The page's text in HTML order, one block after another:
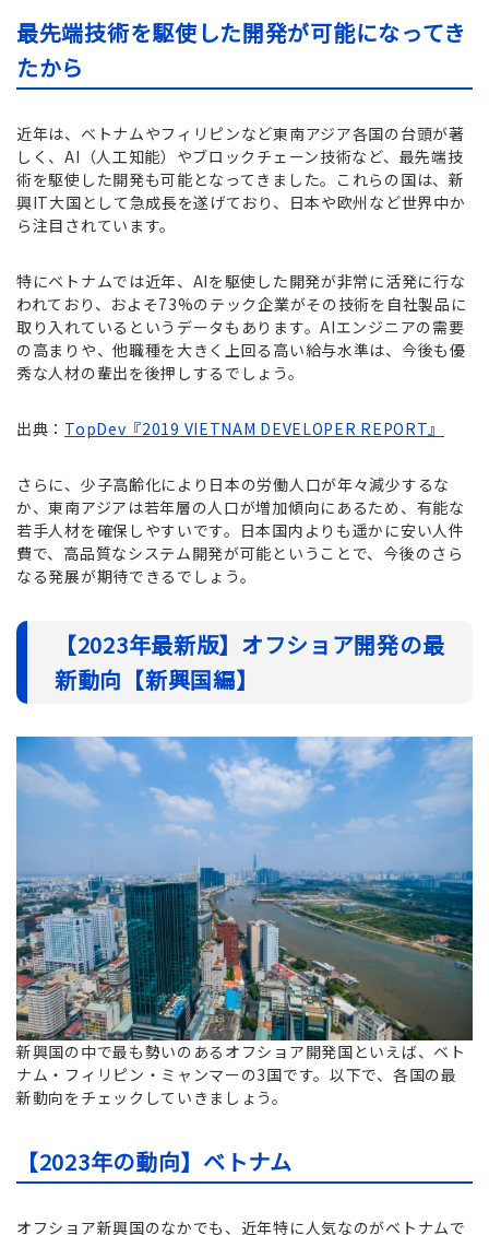
最先端技術を駆使した開発が可能になってき
たから
近年は、ベトナムやフィリピンなど東南アジア各国の台頭が著
しく、AI（人工知能）やブロックチェーン技術など、最先端技
術を駆使した開発も可能となってきました。これらの国は、新
興IT大国として急成長を遂げており、日本や欧州など世界中か
ら注目されています。
特にベトナムでは近年、AIを駆使した開発が非常に活発に行な
われており、およそ73%のテック企業がその技術を自社製品に
取り入れているというデータもあります。AIエンジニアの需要
の高まりや、他職種を大きく上回る高い給与水準は、今後も優
秀な人材の輩出を後押しするでしょう。
出典： TopDev『2019 VIETNAM DEVELOPER REPORT』
さらに、少子高齢化により日本の労働人口が年々減少するな
か、東南アジアは若年層の人口が増加傾向にあるため、有能な
若手人材を確保しやすいです。日本国内よりも遥かに安い人件
費で、高品質なシステム開発が可能ということで、今後のさら
なる発展が期待できるでしょう。
【2023年最新版】オフショア開発の最
新動向【新興国編】
新興国の中で最も勢いのあるオフショア開発国といえば、ベト
ナム・フィリピン・ミャンマーの3国です。以下で、各国の最
新動向をチェックしていきましょう。
【2023年の動向】ベトナム
オフショア新興国のなかでも、近年特に人気なのがベトナムで